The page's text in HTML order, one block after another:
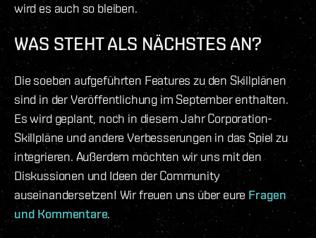
wird es auch so bleiben.
WAS STEHT ALS NÄCHSTES AN?
Die soeben aufgeführten Features zu den Skillplänen
sind in der Veröffentlichung im September enthalten.
Es wird geplant, noch in diesem Jahr Corporation-
Skillpläne und andere Verbesserungen in das Spiel zu
integrieren. Außerdem möchten wir uns mit den
Diskussionen und Ideen der Community
auseinandersetzen! Wir freuen uns über eure Fragen
und Kommentare.